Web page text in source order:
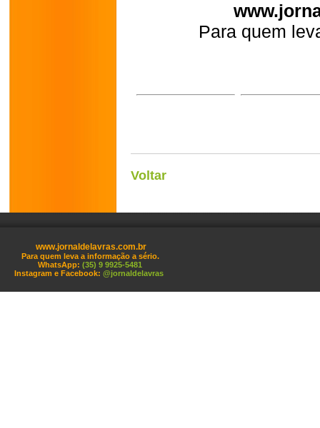
Para quem
Voltar
www.jornaldelavras.com.br
Para quem leva a informação a sério.
WhatsApp: (35) 9 9925-5481
Instagram e Facebook: @jornaldelavras